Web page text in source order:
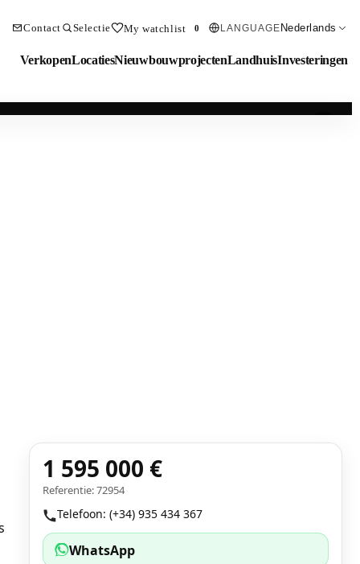
Contact Selectie My watchlist 0 LANGUAGE Nederlands
VerkopenLocatiesNieuwbouwprojectenLandhuisInvesteringen
1 595 000 €
Referentie: 72954
Telefoon: (+34) 935 434 367
WhatsApp